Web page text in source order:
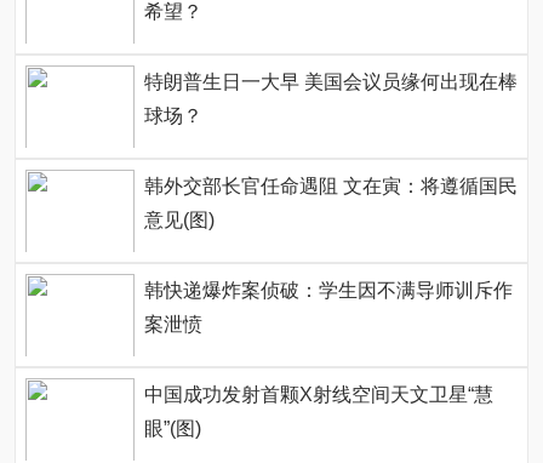
希望？
特朗普生日一大早 美国会议员缘何出现在棒
球场？
韩外交部长官任命遇阻 文在寅：将遵循国民
意见(图)
韩快递爆炸案侦破：学生因不满导师训斥作
案泄愤
中国成功发射首颗X射线空间天文卫星“慧
眼”(图)